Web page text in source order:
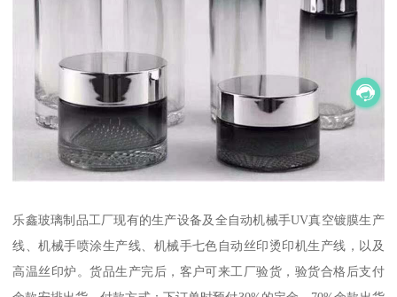
乐鑫玻璃制品工厂现有的生产设备及全自动机械手UV真空镀膜生产
线、机械手喷涂生产线、机械手七色自动丝印烫印机生产线，以及
高温丝印炉。货品生产完后，客户可来工厂验货，验货合格后支付